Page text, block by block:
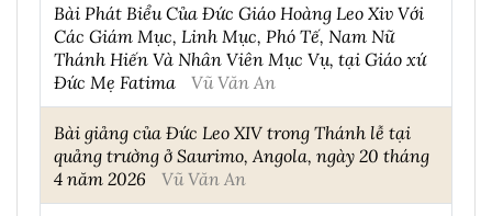
Bài Phát Biểu Của Đức Giáo Hoàng Leo Xiv Với
Các Giám Mục, Linh Mục, Phó Tế, Nam Nữ
Thánh Hiến Và Nhân Viên Mục Vụ, tại Giáo xứ
Đức Mẹ Fatima
Vũ Văn An
Bài giảng của Đức Leo XIV trong Thánh lễ tại
quảng trường ở Saurimo, Angola, ngày 20 tháng
4 năm 2026
Vũ Văn An